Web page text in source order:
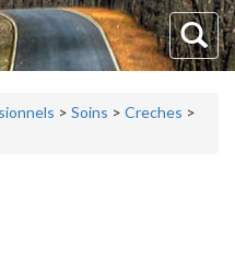
> Soins > Creches >